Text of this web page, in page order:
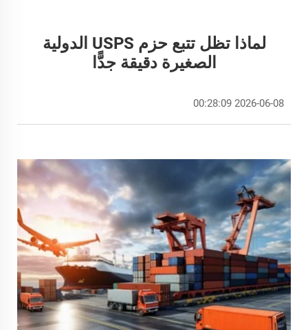
لماذا تظل تتبع حزم USPS الدولية
الصغيرة دقيقة جدًّا
2026-06-08 00:28:09